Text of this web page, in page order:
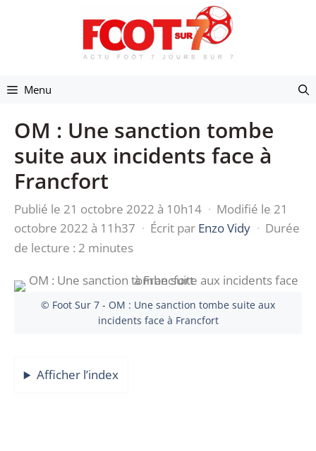
Menu
OM : Une sanction tombe
suite aux incidents face à
Francfort
Publié le 21 octobre 2022 à 10h14 · Modifié le 21
octobre 2022 à 11h37 · Écrit par Enzo Vidy · Durée
de lecture : 2 minutes
© Foot Sur 7 - OM : Une sanction tombe suite aux
incidents face à Francfort
Afficher l’index